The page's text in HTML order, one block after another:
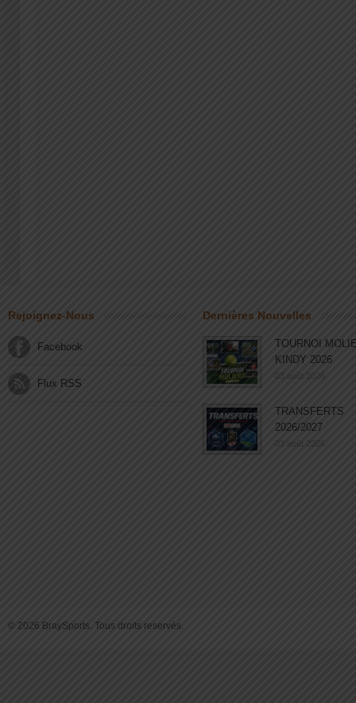
Rejoignez-Nous
Facebook
Flux RSS
Dernières Nouvelles
TOURNOI
KINDY 2026
03 août 2026
TRANSFERTS
2026/2027
03 août 2026
© 2026 BraySports. Tous droits reservés.